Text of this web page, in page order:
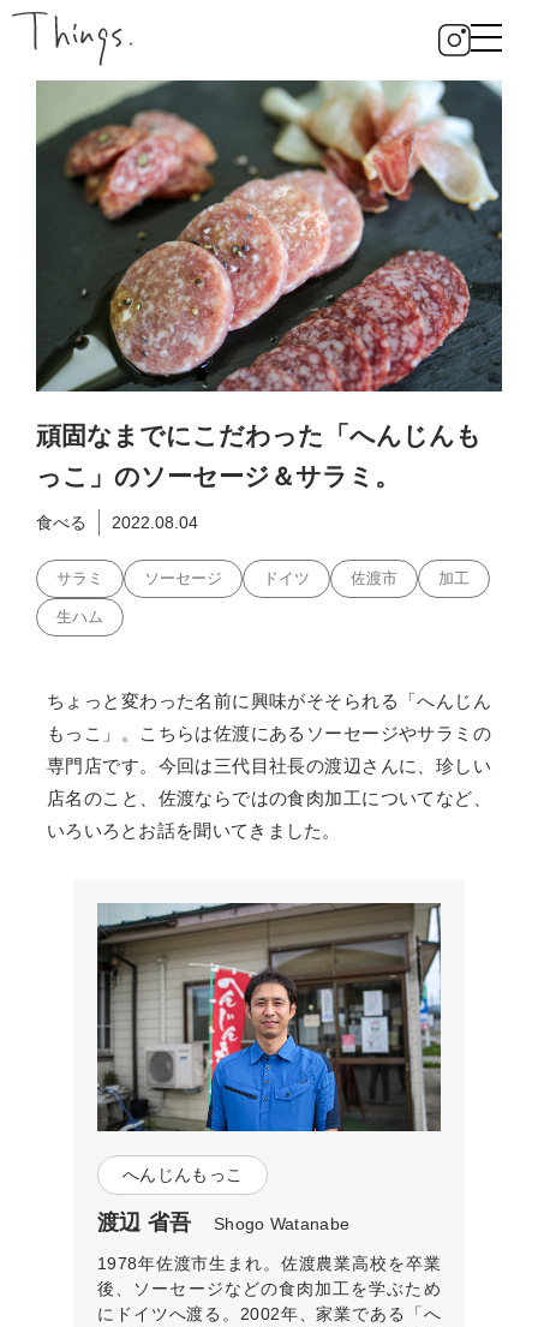
頑固なまでにこだわった「へんじんも
っこ」のソーセージ＆サラミ。
食べる 2022.08.04
サラミ ソーセージ ドイツ 佐渡市 加工
生ハム
ちょっと変わった名前に興味がそそられる「へんじん
もっこ」。こちらは佐渡にあるソーセージやサラミの
専門店です。今回は三代目社長の渡辺さんに、珍しい
店名のこと、佐渡ならではの食肉加工についてなど、
いろいろとお話を聞いてきました。
へんじんもっこ
渡辺 省吾 Shogo Watanabe
1978年佐渡市生まれ。佐渡農業高校を卒業
後、ソーセージなどの食肉加工を学ぶため
にドイツへ渡る。2002年、家業である「へ